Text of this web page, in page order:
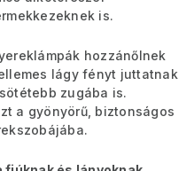
is.
hozzánőlnek
lágy fényt juttatnak
zugába is.
a gyönyörű, biztonságos